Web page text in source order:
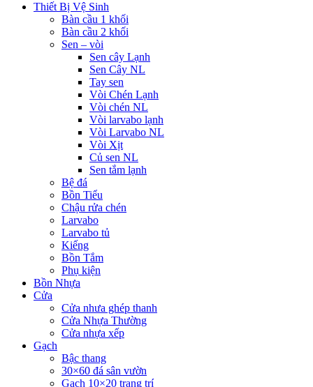
Thiết Bị Vệ Sinh
Bàn cầu 1 khối
Bàn cầu 2 khối
Sen – vòi
Sen cây Lạnh
Sen Cây NL
Tay sen
Vòi Chén Lạnh
Vòi chén NL
Vòi larvabo lạnh
Vòi Larvabo NL
Vòi Xịt
Củ sen NL
Sen tắm lạnh
Bệ đá
Bồn Tiểu
Chậu rửa chén
Larvabo
Larvabo tủ
Kiếng
Bồn Tắm
Phụ kiện
Bồn Nhựa
Cửa
Cửa nhưa ghép thanh
Cửa Nhựa Thường
Cửa nhựa xếp
Gạch
Bậc thang
30×60 đá sân vườn
Gạch 10×20 trang trí